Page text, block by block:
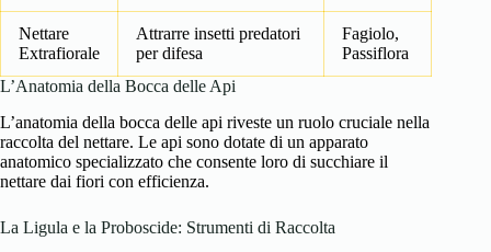
Nettare
Extrafiorale
Attrarre insetti predatori
per difesa
Fagiolo,
Passiflora
L’Anatomia della Bocca delle Api
L’anatomia della bocca delle api riveste un ruolo cruciale nella
raccolta del nettare. Le api sono dotate di un apparato
anatomico specializzato che consente loro di succhiare il
nettare dai fiori con efficienza.
La Ligula e la Proboscide: Strumenti di Raccolta